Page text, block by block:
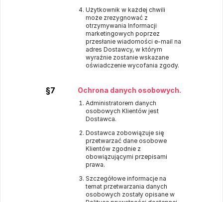
Użytkownik w każdej chwili
może zrezygnować z
otrzymywania Informacji
marketingowych poprzez
przesłanie wiadomości e-mail na
adres Dostawcy, w którym
wyraźnie zostanie wskazane
oświadczenie wycofania zgody.
§7 Ochrona danych osobowych.
Administratorem danych
osobowych Klientów jest
Dostawca.
Dostawca zobowiązuje się
przetwarzać dane osobowe
Klientów zgodnie z
obowiązującymi przepisami
prawa.
Szczegółowe informacje na
temat przetwarzania danych
osobowych zostały opisane w